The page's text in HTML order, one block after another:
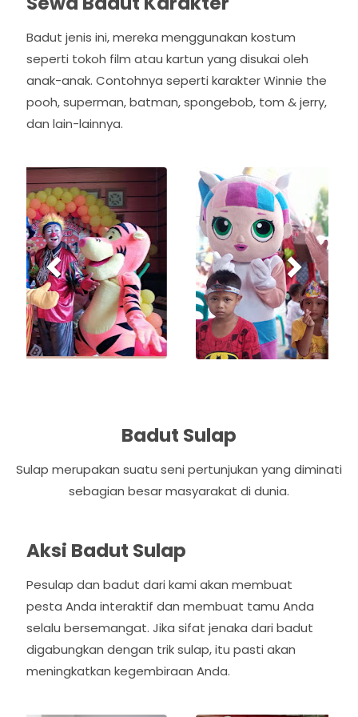
Badut jenis ini, mereka menggunakan kostum
seperti tokoh film atau kartun yang disukai oleh
anak-anak. Contohnya seperti karakter Winnie the
pooh, superman, batman, spongebob, tom & jerry,
dan lain-lainnya.
P
r
e
v
i
o
u
s
x
t
Badut Sulap
Sulap merupakan suatu seni pertunjukan yang diminati
sebagian besar masyarakat di dunia.
Aksi Badut Sulap
Pesulap dan badut dari kami akan membuat
pesta Anda interaktif dan membuat tamu Anda
selalu bersemangat. Jika sifat jenaka dari badut
digabungkan dengan trik sulap, itu pasti akan
meningkatkan kegembiraan Anda.